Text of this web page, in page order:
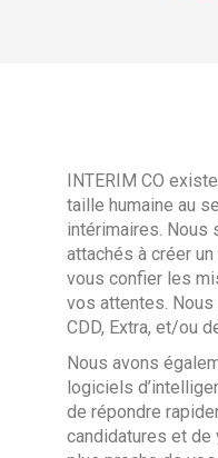
INTERIM CO
taille humaine au
intérimaires. Nous
attachés à créer
vous confier les
vos attentes. Nous
CDD, Extra, et/ou
Nous avons
logiciels
de répondre
candidatures et